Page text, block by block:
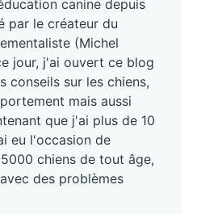
canine depuis
par le créateur du
(Michel
jour, j'ai ouvert ce blog
conseils sur les chiens,
mais aussi
que j'ai plus de 10
eu l'occasion de
chiens de tout âge,
des problèmes